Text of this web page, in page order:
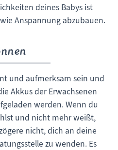
deines Babys ist
Anspannung abzubauen.
und aufmerksam sein und
Akkus der Erwachsenen
werden. Wenn du
und nicht mehr weißt,
nicht, dich an deine
zu wenden. Es